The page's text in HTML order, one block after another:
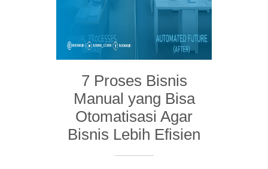
7 Proses Bisnis
Manual yang Bisa
Otomatisasi Agar
Bisnis Lebih Efisien